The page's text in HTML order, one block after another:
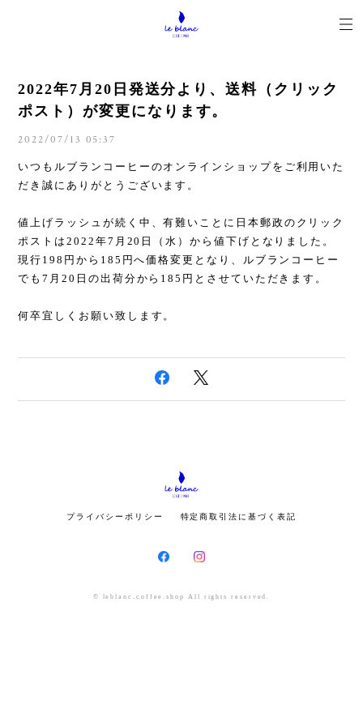
2022年7月20日発送分より、送料（クリック
ポスト）が変更になります。
2022/07/13 05:37
いつもルブランコーヒーのオンラインショップをご利用いた
だき誠にありがとうございます。
値上げラッシュが続く中、有難いことに日本郵政のクリック
ポストは2022年7月20日（水）から値下げとなりました。
現行198円から185円へ価格変更となり、ルブランコーヒー
でも7月20日の出荷分から185円とさせていただきます。
何卒宜しくお願い致します。
プライバシーポリシー 特定商取引法に基づく表記
© leblanc.coffee.shop All rights reserved.